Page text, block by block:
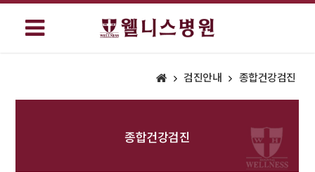
검진안내 종합건강검진
종합건강검진